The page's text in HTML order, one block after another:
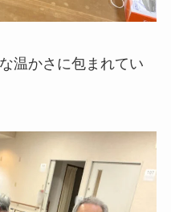
温かさに包まれてい